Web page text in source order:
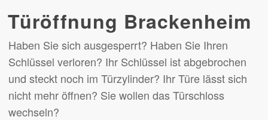
Türöffnung Brackenheim
Haben Sie sich ausgesperrt? Haben Sie Ihren
Schlüssel verloren? Ihr Schlüssel ist abgebrochen
und steckt noch im Türzylinder? Ihr Türe lässt sich
nicht mehr öffnen? Sie wollen das Türschloss
wechseln?